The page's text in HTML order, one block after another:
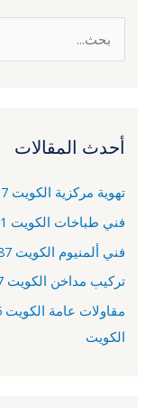
ث
ن
:
أحدث المقالات
تهوية مركزية الكويت 66568837 – الري – شركة تهوية مركزية
فني طباخات الكويت 66244351 – الدوحة – فني تصليح طباخات
فني ألمنيوم الكويت 69621887 – خيطان – فني المنيوم
تركيب مداخن الكويت 66568837 – الفنيطيس – تركيب شفاطات
الكويت